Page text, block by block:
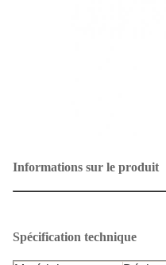
Informations sur le produit
Installation de
Spécification technique